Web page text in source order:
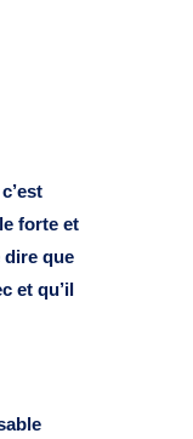
forte et
dire que
et qu’il